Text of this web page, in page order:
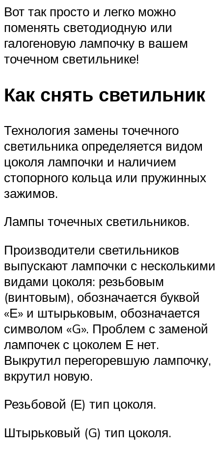
Вот так просто и легко можно
поменять светодиодную или
галогеновую лампочку в вашем
точечном светильнике!
Как снять светильник
Технология замены точечного
светильника определяется видом
цоколя лампочки и наличием
стопорного кольца или пружинных
зажимов.
Лампы точечных светильников.
Производители светильников
выпускают лампочки с несколькими
видами цоколя: резьбовым
(винтовым), обозначается буквой
«Е» и штырьковым, обозначается
символом «G». Проблем с заменой
лампочек с цоколем Е нет.
Выкрутил перегоревшую лампочку,
вкрутил новую.
Резьбовой (Е) тип цоколя.
Штырьковый (G) тип цоколя.